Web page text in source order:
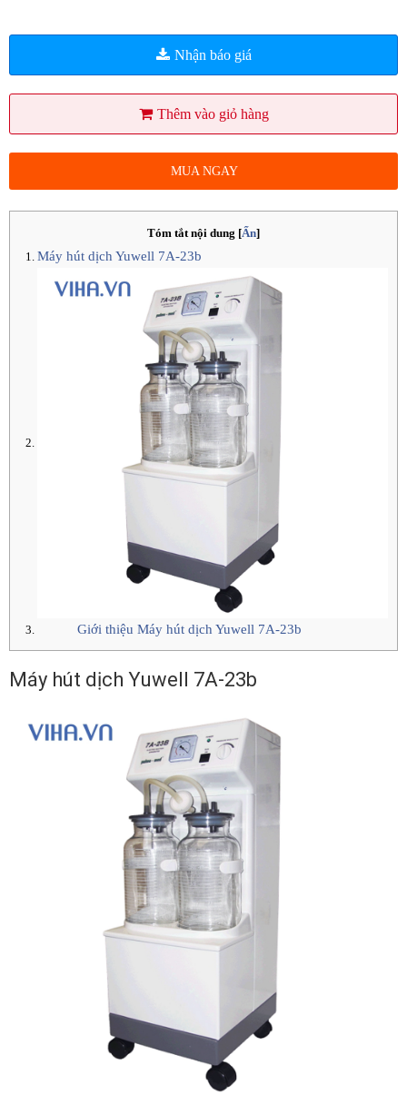
Nhận báo giá
Thêm vào giỏ hàng
MUA NGAY
Tóm tắt nội dung [Ẩn]
Máy hút dịch Yuwell 7A-23b
Giới thiệu Máy hút dịch Yuwell 7A-23b
Máy hút dịch Yuwell 7A-23b